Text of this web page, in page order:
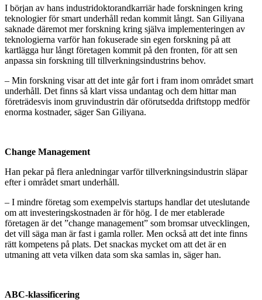
I början av hans industridoktorandkarriär hade forskningen kring
teknologier för smart underhåll redan kommit långt. San Giliyana
saknade däremot mer forskning kring själva implementeringen av
teknologierna varför han fokuserade sin egen forskning på att
kartlägga hur långt företagen kommit på den fronten, för att sen
anpassa sin forskning till tillverkningsindustrins behov.
– Min forskning visar att det inte går fort i fram inom området smart
underhåll. Det finns så klart vissa undantag och dem hittar man
företrädesvis inom gruvindustrin där oförutsedda driftstopp medför
enorma kostnader, säger San Giliyana.
Change Management
Han pekar på flera anledningar varför tillverkningsindustrin släpar
efter i området smart underhåll.
– I mindre företag som exempelvis startups handlar det uteslutande
om att investeringskostnaden är för hög. I de mer etablerade
företagen är det ”change management” som bromsar utvecklingen,
det vill säga man är fast i gamla roller. Men också att det inte finns
rätt kompetens på plats. Det snackas mycket om att det är en
utmaning att veta vilken data som ska samlas in, säger han.
ABC-klassificering